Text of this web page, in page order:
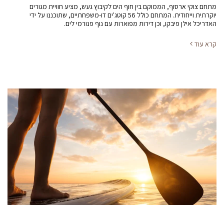
מתחם צוקי ארסוף, הממוקם בין חוף הים לקיבוץ געש, מציע חוויית מגורים
יוקרתית וייחודית. המתחם כולל 56 קוטג'ים דו-משפחתיים, שתוכננו על ידי
האדריכל אילן פיבקו, וכן דירות מפוארות עם נוף פנורמי לים.
קרא עוד